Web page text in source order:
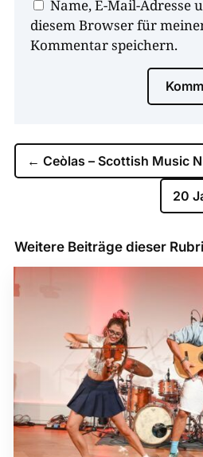
Name, E-Mail-Adresse
diesem Browser für
Kommentar speichern.
← Ceòlas – Scottish Music
20
Weitere Beiträge dieser